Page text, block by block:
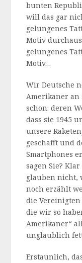
bunten
will das gar
gelungenes
Motiv
gelungenes
Motiv…
Wir Deutsche
Amerikaner an
schon: deren
dass sie 1945
unsere
geschafft und
Smartphones
sagen Sie?
glauben nicht,
noch erzählt
die
die wir so
Amerikaner“
unglaublich
Erstaunlich,